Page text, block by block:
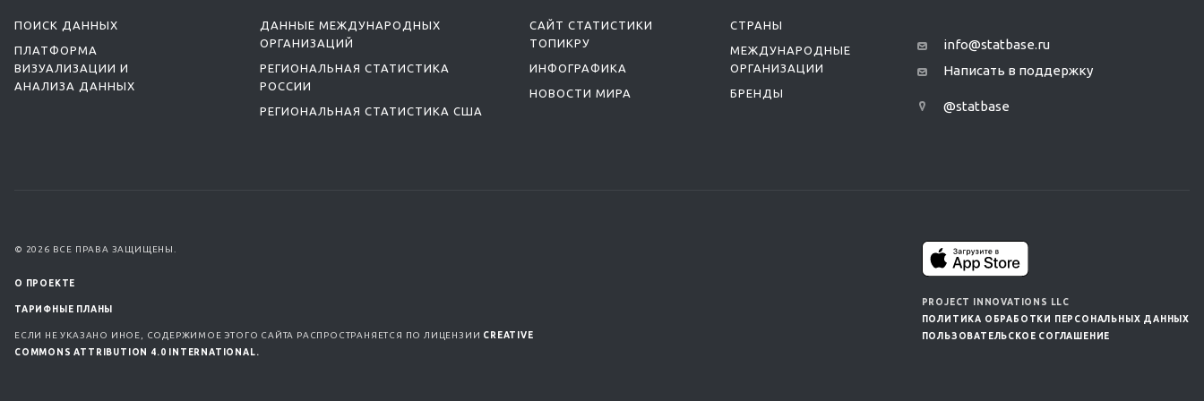
ПОИСК ДАННЫХ
ПЛАТФОРМА
ВИЗУАЛИЗАЦИИ И
АНАЛИЗА ДАННЫХ
ДАННЫЕ МЕЖДУНАРОДНЫХ
ОРГАНИЗАЦИЙ
РЕГИОНАЛЬНАЯ СТАТИСТИКА
РОССИИ
РЕГИОНАЛЬНАЯ СТАТИСТИКА США
САЙТ СТАТИСТИКИ
ТОПИКРУ
ИНФОГРАФИКА
НОВОСТИ МИРА
СТРАНЫ
МЕЖДУНАРОДНЫЕ
ОРГАНИЗАЦИИ
БРЕНДЫ
info@statbase.ru
Написать в поддержку
@statbase
PROJECT INNOVATIONS LLC
ПОЛИТИКА ОБРАБОТКИ ПЕРСОНАЛЬНЫХ ДАННЫХ
ПОЛЬЗОВАТЕЛЬСКОЕ СОГЛАШЕНИЕ
© 2026 ВСЕ ПРАВА ЗАЩИЩЕНЫ.
О ПРОЕКТЕ
ТАРИФНЫЕ ПЛАНЫ
ЕСЛИ НЕ УКАЗАНО ИНОЕ, СОДЕРЖИМОЕ ЭТОГО САЙТА РАСПРОСТРАНЯЕТСЯ ПО ЛИЦЕНЗИИ CREATIVE
COMMONS ATTRIBUTION 4.0 INTERNATIONAL.